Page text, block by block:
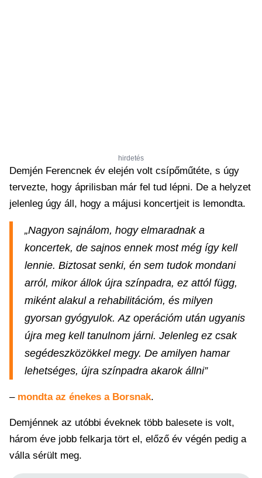
hirdetés
Demjén Ferencnek év elején volt csípőműtéte, s úgy
tervezte, hogy áprilisban már fel tud lépni. De a helyzet
jelenleg úgy áll, hogy a májusi koncertjeit is lemondta.
„Nagyon sajnálom, hogy elmaradnak a
koncertek, de sajnos ennek most még így kell
lennie. Biztosat senki, én sem tudok mondani
arról, mikor állok újra színpadra, ez attól függ,
miként alakul a rehabilitációm, és milyen
gyorsan gyógyulok. Az operációm után ugyanis
újra meg kell tanulnom járni. Jelenleg ez csak
segédeszközökkel megy. De amilyen hamar
lehetséges, újra színpadra akarok állni”
– mondta az énekes a Borsnak.
Demjénnek az utóbbi éveknek több balesete is volt,
három éve jobb felkarja tört el, előző év végén pedig a
válla sérült meg.